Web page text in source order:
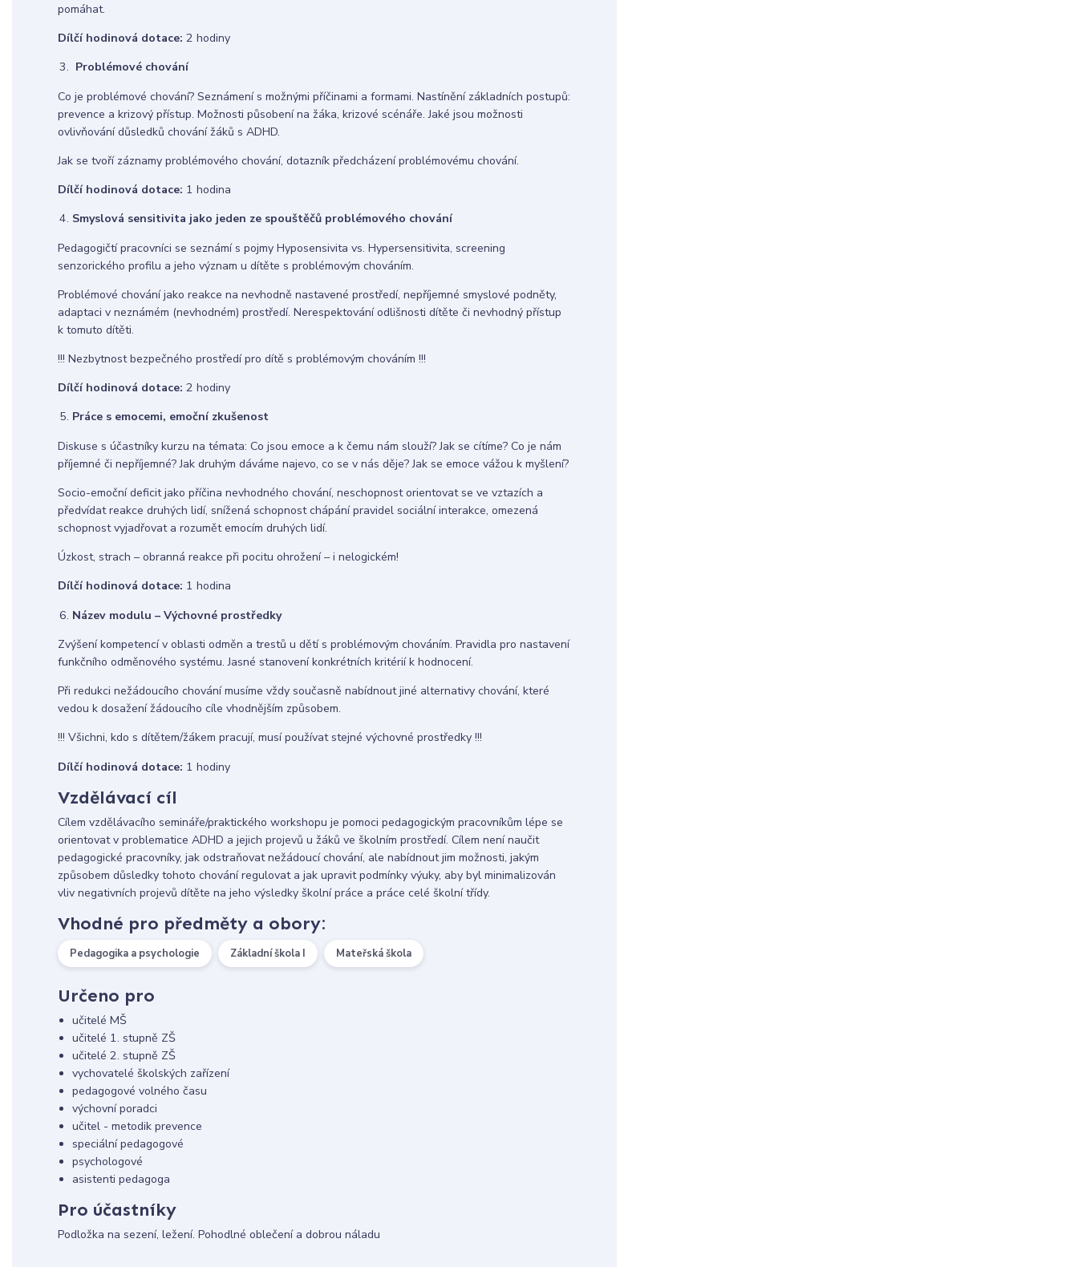
pomáhat.
Dílčí hodinová dotace: 2 hodiny
Problémové chování
Co je problémové chování? Seznámení s možnými příčinami a formami. Nastínění základních postupů:
prevence a krizový přístup. Možnosti působení na žáka, krizové scénáře. Jaké jsou možnosti
ovlivňování důsledků chování žáků s ADHD.
Jak se tvoří záznamy problémového chování, dotazník předcházení problémovému chování.
Dílčí hodinová dotace: 1 hodina
Smyslová sensitivita jako jeden ze spouštěčů problémového chování
Pedagogičtí pracovníci se seznámí s pojmy Hyposensivita vs. Hypersensitivita, screening
senzorického profilu a jeho význam u dítěte s problémovým chováním.
Problémové chování jako reakce na nevhodně nastavené prostředí, nepříjemné smyslové podněty,
adaptaci v neznámém (nevhodném) prostředí. Nerespektování odlišnosti dítěte či nevhodný přístup
k tomuto dítěti.
!!! Nezbytnost bezpečného prostředí pro dítě s problémovým chováním !!!
Dílčí hodinová dotace: 2 hodiny
Práce s emocemi, emoční zkušenost
Diskuse s účastníky kurzu na témata: Co jsou emoce a k čemu nám slouží? Jak se cítíme? Co je nám
příjemné či nepříjemné? Jak druhým dáváme najevo, co se v nás děje? Jak se emoce vážou k myšlení?
Socio-emoční deficit jako příčina nevhodného chování, neschopnost orientovat se ve vztazích a
předvídat reakce druhých lidí, snížená schopnost chápání pravidel sociální interakce, omezená
schopnost vyjadřovat a rozumět emocím druhých lidí.
Úzkost, strach – obranná reakce při pocitu ohrožení – i nelogickém!
Dílčí hodinová dotace: 1 hodina
Název modulu – Výchovné prostředky
Zvýšení kompetencí v oblasti odměn a trestů u dětí s problémovým chováním. Pravidla pro nastavení
funkčního odměnového systému. Jasné stanovení konkrétních kritérií k hodnocení.
Při redukci nežádoucího chování musíme vždy současně nabídnout jiné alternativy chování, které
vedou k dosažení žádoucího cíle vhodnějším způsobem.
!!! Všichni, kdo s dítětem/žákem pracují, musí používat stejné výchovné prostředky !!!
Dílčí hodinová dotace: 1 hodiny
Vzdělávací cíl
Cílem vzdělávacího semináře/praktického workshopu je pomoci pedagogickým pracovníkům lépe se
orientovat v problematice ADHD a jejich projevů u žáků ve školním prostředí. Cílem není naučit
pedagogické pracovníky, jak odstraňovat nežádoucí chování, ale nabídnout jim možnosti, jakým
způsobem důsledky tohoto chování regulovat a jak upravit podmínky výuky, aby byl minimalizován
vliv negativních projevů dítěte na jeho výsledky školní práce a práce celé školní třídy.
Vhodné pro předměty a obory:
Pedagogika a psychologie Základní škola I Mateřská škola
Určeno pro
učitelé MŠ
učitelé 1. stupně ZŠ
učitelé 2. stupně ZŠ
vychovatelé školských zařízení
pedagogové volného času
výchovní poradci
učitel - metodik prevence
speciální pedagogové
psychologové
asistenti pedagoga
Pro účastníky
Podložka na sezení, ležení. Pohodlné oblečení a dobrou náladu